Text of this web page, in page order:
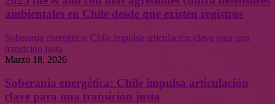
ambientales en Chile desde que existen registros
Soberanía energética: Chile impulsa articulación clave para una
transición justa
Marzo 18, 2026
Soberanía energética: Chile impulsa articulación
clave para una transición justa